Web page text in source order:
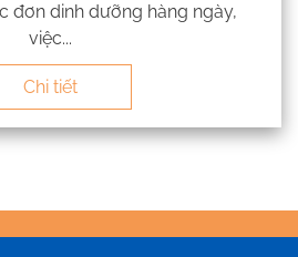
đơn dinh dưỡng hàng ngày,
việc...
Chi tiết